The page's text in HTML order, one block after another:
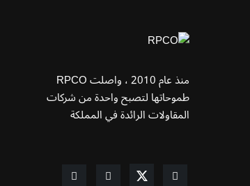
منذ عام 2010 ، واصلت RPCO
طموحاتها لتصبح واحدة من شركات
المقاولات الرائدة في المملكة